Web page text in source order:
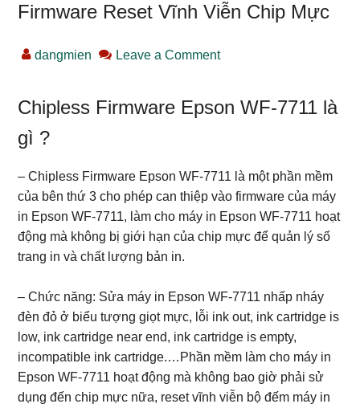
Firmware Reset Vĩnh Viễn Chip Mực
dangmien Leave a Comment
Chipless Firmware Epson WF-7711 là
gì ?
– Chipless Firmware Epson WF-7711 là một phần mềm
của bên thứ 3 cho phép can thiệp vào firmware của máy
in Epson WF-7711, làm cho máy in Epson WF-7711 hoạt
động mà không bị giới hạn của chip mực để quản lý số
trang in và chất lượng bản in.
– Chức năng: Sửa máy in Epson WF-7711 nhấp nháy
đèn đỏ ở biểu tượng giọt mực, lỗi ink out, ink cartridge is
low, ink cartridge near end, ink cartridge is empty,
incompatible ink cartridge.…Phần mềm làm cho máy in
Epson WF-7711 hoạt động mà không bao giờ phải sử
dụng đến chip mực nữa, reset vĩnh viễn bộ đếm máy in